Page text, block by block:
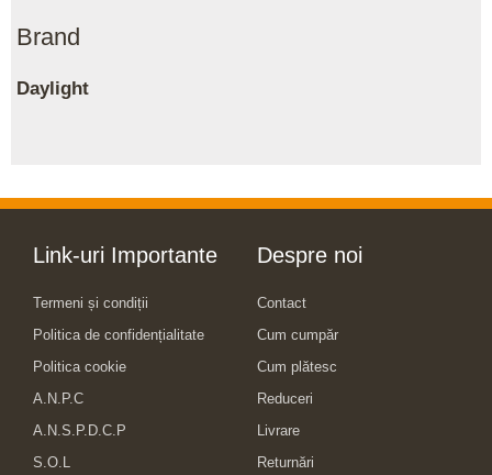
Brand
Daylight
Link-uri Importante
Termeni și condiții
Politica de confidențialitate
Politica cookie
A.N.P.C
A.N.S.P.D.C.P
S.O.L
Despre noi
Contact
Cum cumpăr
Cum plătesc
Reduceri
Livrare
Returnări